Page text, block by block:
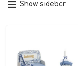
Show sidebar